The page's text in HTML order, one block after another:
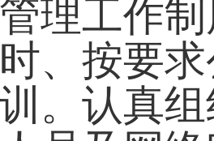
理工作
、按要
。认真